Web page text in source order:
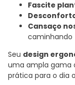
Fascite
Cansaço
caminhando
Seu design
uma ampla gama
prática para o dia